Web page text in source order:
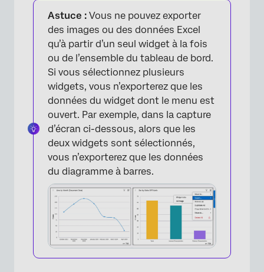
Astuce : Vous ne pouvez exporter
des images ou des données Excel
qu’à partir d’un seul widget à la fois
ou de l’ensemble du tableau de bord.
Si vous sélectionnez plusieurs
widgets, vous n’exporterez que les
données du widget dont le menu est
ouvert. Par exemple, dans la capture
d’écran ci-dessous, alors que les
deux widgets sont sélectionnés,
vous n’exporterez que les données
du diagramme à barres.